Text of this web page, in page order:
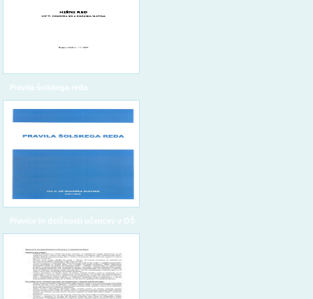
Pravila šolskega reda
Pravice in dolžnosti učencev v OŠ